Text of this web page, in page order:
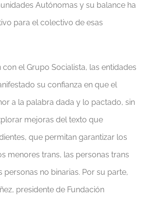
Autónomas y su balance ha
para el colectivo de esas
con el Grupo Socialista, las entidades
su confianza en que el
a la palabra dada y lo pactado, sin
mejoras del texto que
que permitan garantizar los
menores trans, las personas trans
personas no binarias. Por su parte,
presidente de Fundación